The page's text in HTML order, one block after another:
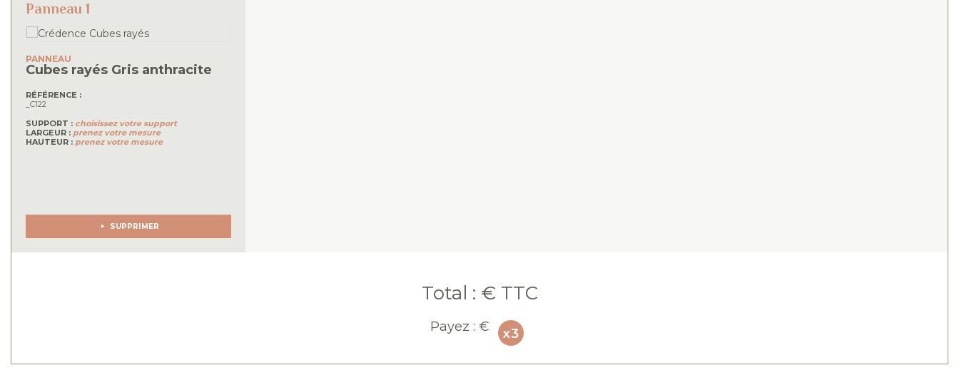
Panneau 1
PANNEAU
Cubes rayés Gris anthracite
RÉFÉRENCE :
_C122
SUPPORT : choisissez votre support
LARGEUR : prenez votre mesure
HAUTEUR : prenez votre mesure
SUPPRIMER
Total : € TTC
Payez : €